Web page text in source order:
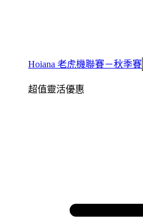
Hoiana 老虎機聯賽－秋季賽
超值靈活優惠